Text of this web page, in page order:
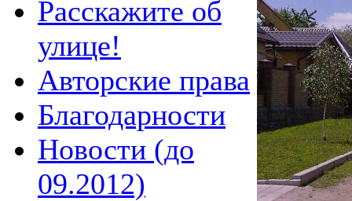
Расскажите об
улице!
Авторские права
Благодарности
Новости (до
09.2012)